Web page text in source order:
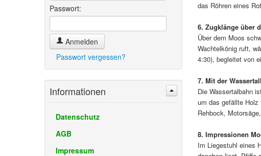
das Röhren eines
6. Zugklänge über
Über dem Moos
Wachtelkönig ruft,
4:30), begleitet von
7. Mit der
Die Wassertalbahn
um das gefällte Holz
Rehbock,
8. Impressionen
Im Liegestuhl eines
Passwort:
Anmelden
Passwort vergessen?
Informationen
Datenschutz
AGB
Impressum